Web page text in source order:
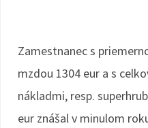
Zamestnanec s
mzdou 1304 eur a s
nákladmi, resp.
eur znášal v minulom